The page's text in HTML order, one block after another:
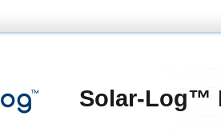
Solar-Log™